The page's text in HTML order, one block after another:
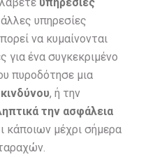
υπηρεσίες
να κυμαίνονται
για ένα συγκεκριμένο
πυροδότησε μια
, ή την
την ασφάλεια
κάποιων μέχρι σήμερα